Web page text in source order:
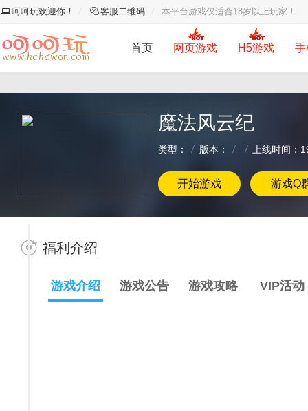
呵呵玩欢迎你！ 客服二维码 本平台游戏仅适合18岁以上玩家！
首页 网页游戏 H5游戏 手
魔法风云纪
类型： 版本： 上线时间：
开始游戏 游戏Q
福利介绍
游戏介绍 游戏公告 游戏攻略 VIP活动